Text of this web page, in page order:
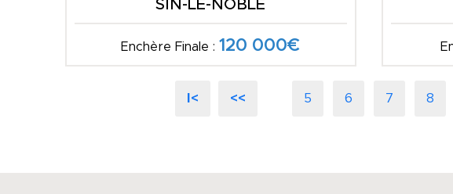
SIN-LE-NOBLE
Enchère Finale : 120 000€
I< << 5 6 7 8